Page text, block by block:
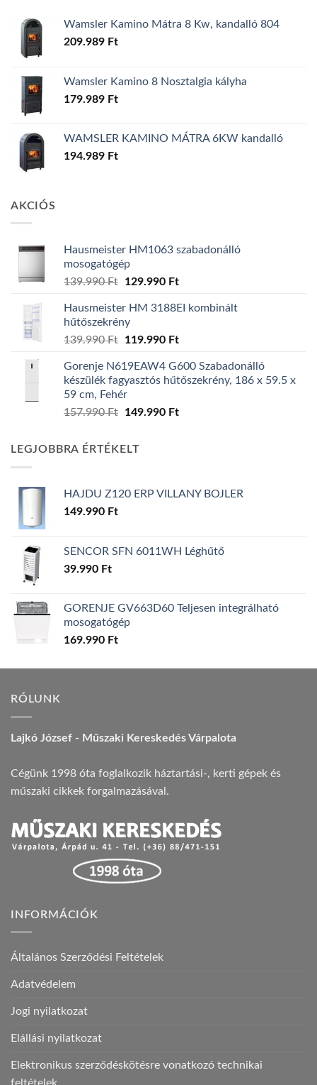
Wamsler Kamino Mátra 8 Kw, kandalló 804
209.989 Ft
Wamsler Kamino 8 Nosztalgia kályha
179.989 Ft
WAMSLER KAMINO MÁTRA 6KW kandalló
194.989 Ft
AKCIÓS
Hausmeister HM1063 szabadonálló
mosogatógép
139.990Ft
Original
was:
139.990 Ft.
129.990 FtCurrent
is:
Hausmeister HM 3188EI kombinált
hűtőszekrény
139.990Ft
Original
was:
139.990 Ft.
119.990 FtCurrent
is:
119.990 Ft.
Gorenje N619EAW4 G600 Szabadonálló
készülék fagyasztós hűtőszekrény, 186 x 59.5 x
59 cm, Fehér
157.990Ft
Original
157.990 Ft.
149.990 FtCurrent
LEGJOBBRA ÉRTÉKELT
HAJDU Z120 ERP VILLANY BOJLER
149.990 Ft
SENCOR SFN 6011WH Léghűtő
39.990 Ft
GORENJE GV663D60 Teljesen integrálható
mosogatógép
169.990 Ft
RÓLUNK
Lajkó József - Műszaki Kereskedés Várpalota
Cégünk 1998 óta foglalkozik háztartási-, kerti gépek és
műszaki cikkek forgalmazásával.
INFORMÁCIÓK
Általános Szerződési Feltételek
Adatvédelem
Jogi nyilatkozat
Elállási nyilatkozat
Elektronikus szerződéskötésre vonatkozó technikai